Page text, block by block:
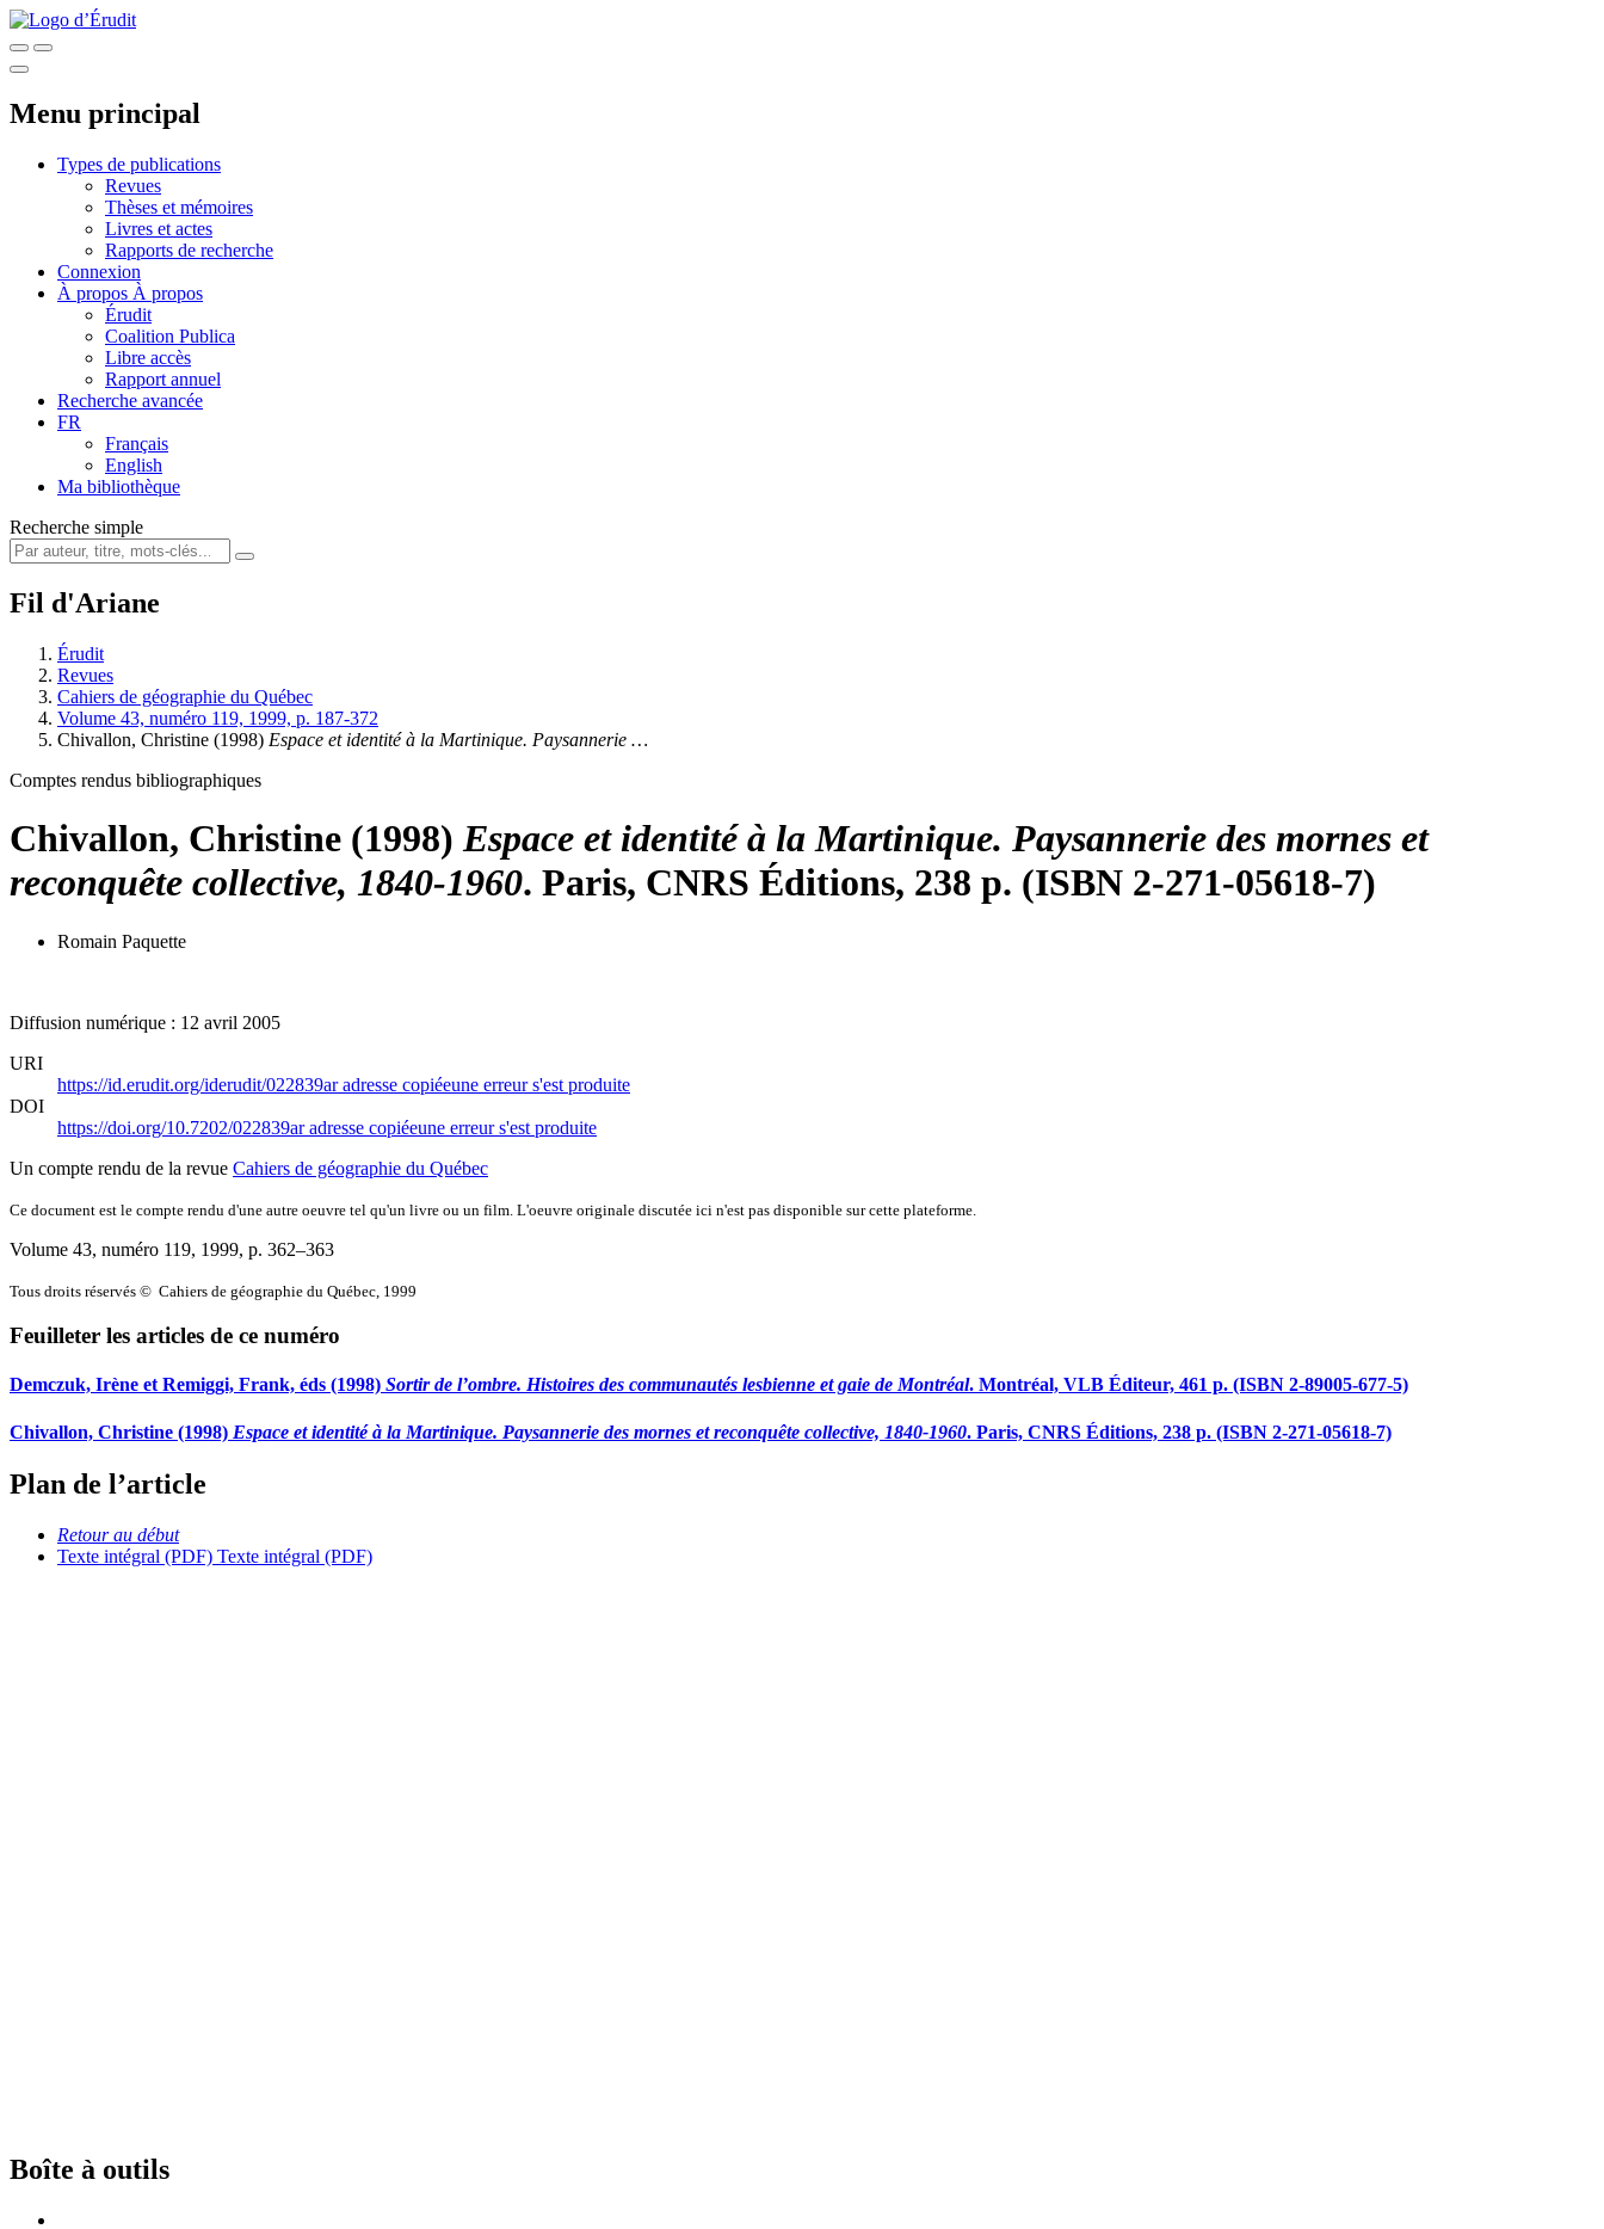
Menu principal
Types de publications
Revues
Thèses et mémoires
Livres et actes
Rapports de recherche
Connexion
À propos À propos
Érudit
Coalition Publica
Libre accès
Rapport annuel
Recherche avancée
FR
Français
English
Ma bibliothèque
Recherche simple
Fil d'Ariane
Érudit
Revues
Cahiers de géographie du Québec
Volume 43, numéro 119, 1999, p. 187-372
Chivallon, Christine (1998) Espace et identité à la Martinique. Paysannerie …
Comptes rendus bibliographiques
Chivallon, Christine (1998) Espace et identité à la Martinique. Paysannerie des mornes et
reconquête collective, 1840-1960. Paris, CNRS Éditions, 238 p. (ISBN 2-271-05618-7)
Romain Paquette
Diffusion numérique : 12 avril 2005
URI
https://id.erudit.org/iderudit/022839aradresse copiéeune erreur s'est produite
DOI
https://doi.org/10.7202/022839aradresse copiéeune erreur s'est produite
Un compte rendu de la revue Cahiers de géographie du Québec
Ce document est le compte rendu d'une autre oeuvre tel qu'un livre ou un film. L'oeuvre originale discutée ici n'est pas disponible sur cette plateforme.
Volume 43, numéro 119, 1999, p. 362–363
Tous droits réservés © Cahiers de géographie du Québec, 1999
Feuilleter les articles de ce numéro
Demczuk, Irène et Remiggi, Frank, éds (1998) Sortir de l’ombre. Histoires des communautés lesbienne et gaie de Montréal. Montréal, VLB Éditeur, 461 p. (ISBN 2-89005-677-5)
Chivallon, Christine (1998) Espace et identité à la Martinique. Paysannerie des mornes et reconquête collective, 1840-1960. Paris, CNRS Éditions, 238 p. (ISBN 2-271-05618-7)
Plan de l’article
Retour au début
Texte intégral (PDF) Texte intégral (PDF)
Boîte à outils